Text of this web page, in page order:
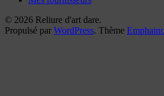
© 2026 Reliure d'art dare.
Propulsé par WordPress. Thème